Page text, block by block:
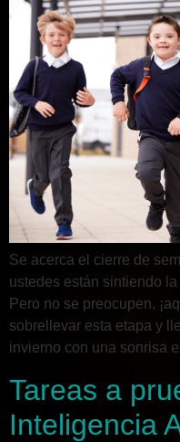
Se acerca el cierre de
ustedes están sintiendo
Pero no se preocupen,
sobrellevar esta etapa y
invierno con una sonrisa
Tareas a
Inteligencia